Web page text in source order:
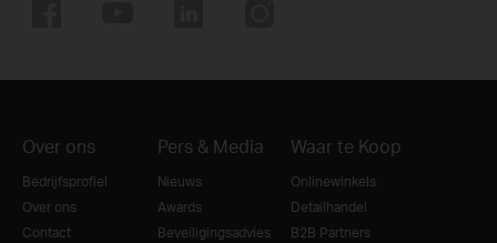
Over ons
Bedrijfsprofiel
Over ons
Contact
Pers & Media
Nieuws
Awards
Beveiligingsadvies
Waar te Koop
Onlinewinkels
Detailhandel
B2B Partners